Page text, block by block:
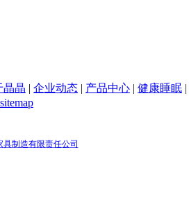
晶晶 | 企业动态 | 产品中心 | 健康睡眠 |
sitemap
制造有限责任公司